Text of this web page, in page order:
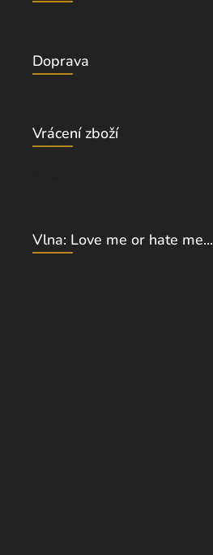
Doprava
Vrácení zboží
Vlna: Love me or hate me...